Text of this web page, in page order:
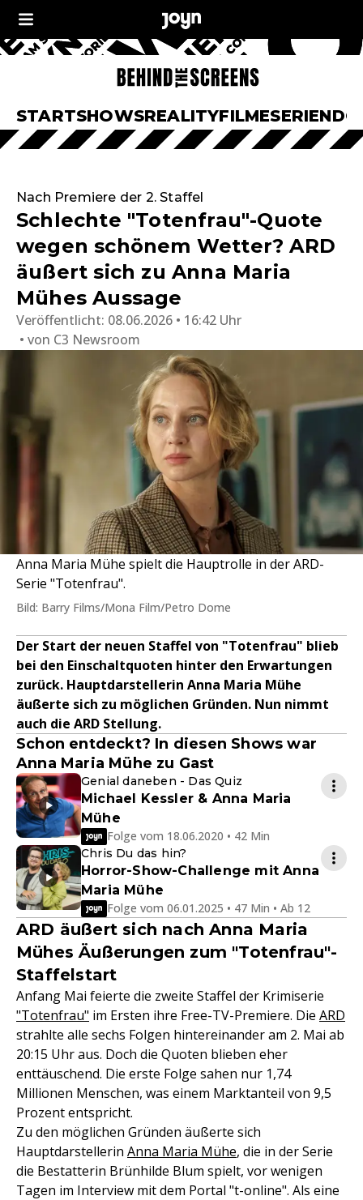
STARTSHOWSREALITYFILMESERIEN
Nach Premiere der 2. Staffel
Schlechte "Totenfrau"-Quote
wegen schönem Wetter? ARD
äußert sich zu Anna Maria
Mühes Aussage
Veröffentlicht: 08.06.2026 • 16:42 Uhr
von C3 Newsroom
Anna Maria Mühe spielt die Hauptrolle in der ARD-
Serie "Totenfrau".
Bild: Barry Films/Mona Film/Petro Dome
Der Start der neuen Staffel von "Totenfrau" blieb
bei den Einschaltquoten hinter den Erwartungen
zurück. Hauptdarstellerin Anna Maria Mühe
äußerte sich zu möglichen Gründen. Nun nimmt
auch die ARD Stellung.
Schon entdeckt? In diesen Shows war
Anna Maria Mühe zu Gast
Genial daneben - Das Quiz
Michael Kessler & Anna Maria
Mühe
Folge vom 18.06.2020 • 42 Min
Chris Du das hin?
Horror-Show-Challenge mit Anna
Maria Mühe
Folge vom 06.01.2025 • 47 Min • Ab 12
ARD äußert sich nach Anna Maria
Mühes Äußerungen zum "Totenfrau"-
Staffelstart
Anfang Mai feierte die zweite Staffel der Krimiserie
"Totenfrau" im Ersten ihre Free-TV-Premiere. Die ARD
strahlte alle sechs Folgen hintereinander am 2. Mai ab
20:15 Uhr aus. Doch die Quoten blieben eher
enttäuschend. Die erste Folge sahen nur 1,74
Millionen Menschen, was einem Marktanteil von 9,5
Prozent entspricht.
Zu den möglichen Gründen äußerte sich
Hauptdarstellerin Anna Maria Mühe, die in der Serie
die Bestatterin Brünhilde Blum spielt, vor wenigen
Tagen im Interview mit dem Portal "t-online". Als eine